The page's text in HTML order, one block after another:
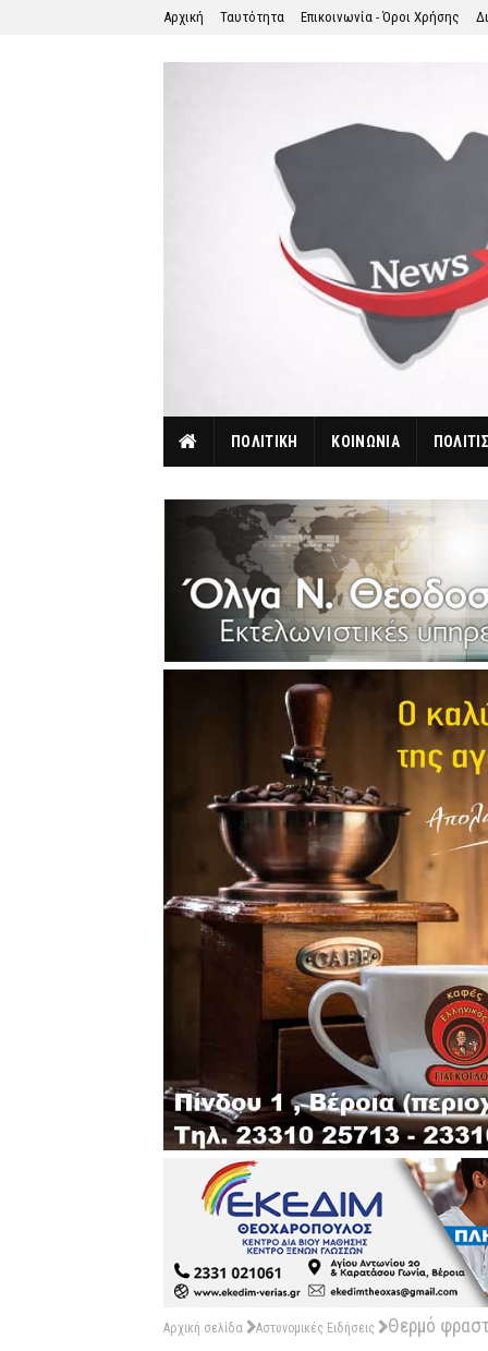
Αρχική Ταυτότητα Επικοινωνία - Όροι Χρήσης
ΠΟΛΙΤΙΚΗ ΚΟΙΝΩΝΙΑ
Αρχική σελίδα Αστυνομικές Ειδήσεις Θερμό